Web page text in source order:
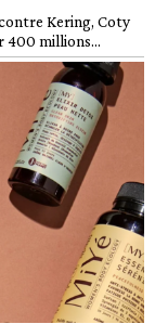
Kering, Coty
400 millions...